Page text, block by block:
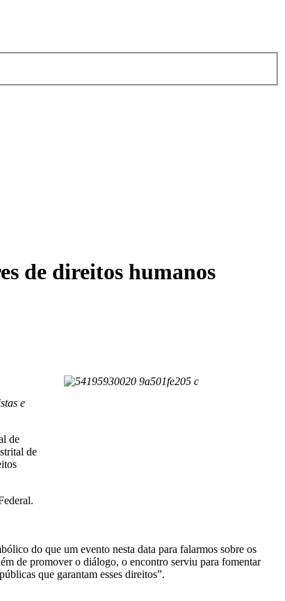
de direitos humanos
e
de
de
do que um evento nesta data para falarmos sobre os
de promover o diálogo, o encontro serviu para fomentar
que garantam esses direitos”.